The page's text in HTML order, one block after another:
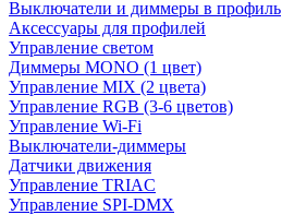
Выключатели и диммеры в профиль
Аксессуары для профилей
Управление светом
Диммеры MONO (1 цвет)
Управление MIX (2 цвета)
Управление RGB (3-6 цветов)
Управление Wi-Fi
Выключатели-диммеры
Датчики движения
Управление TRIAC
Управление SPI-DMX